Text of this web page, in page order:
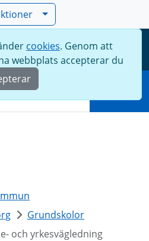
Meny
cookies. Genom att
webbplats accepterar du
Grundskolor
och yrkesvägledning